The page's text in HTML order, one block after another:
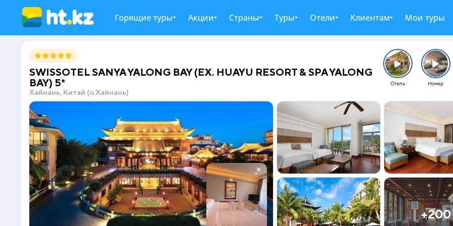
Горящие туры Акции Страны Туры Отели Клиентам Мои туры
SWISSOTEL SANYA YALONG BAY (EX. HUAYU RESORT & SPA YALONG
BAY) 5*
Хайнань, Китай (о.Хайнань)
Отель Номер
✕
+200